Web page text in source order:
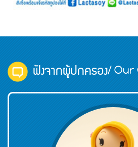
ฟังจากผู้ปกครอง/ Our